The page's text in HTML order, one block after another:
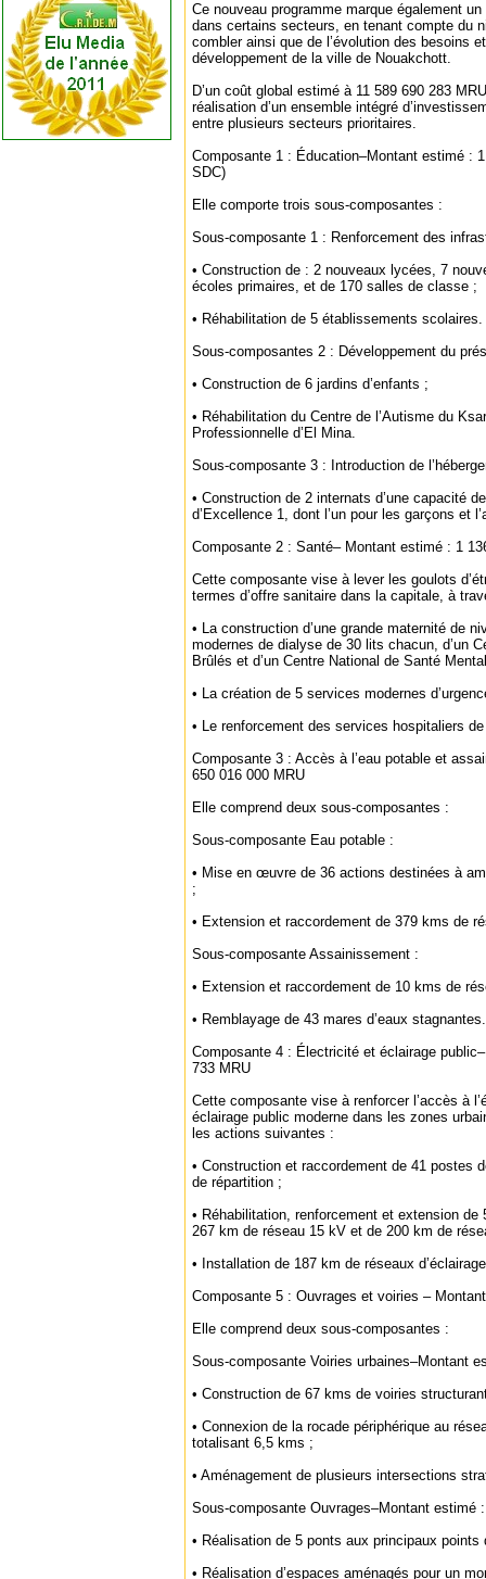
Ce nouveau programme marque également
dans certains secteurs, en tenant compte du
combler ainsi que de l’évolution des besoins
développement de la ville de Nouakchott.
D’un coût global estimé à 11 589 690 283
réalisation d’un ensemble intégré
entre plusieurs secteurs prioritaires.
Composante 1 : Éducation–Montant estimé :
SDC)
Elle comporte trois sous-composantes :
Sous-composante 1 : Renforcement des
• Construction de : 2 nouveaux lycées, 7
écoles primaires, et de 170 salles de classe ;
• Réhabilitation de 5 établissements scolaires.
Sous-composantes 2 : Développement du
• Construction de 6 jardins d’enfants ;
• Réhabilitation du Centre de l’Autisme du
Professionnelle d’El Mina.
Sous-composante 3 : Introduction de
• Construction de 2 internats d’une capacité
d’Excellence 1, dont l’un pour les garçons et
Composante 2 : Santé– Montant estimé : 1
Cette composante vise à lever les goulots
termes d’offre sanitaire dans la capitale, à
• La construction d’une grande maternité de
modernes de dialyse de 30 lits chacun, d’un
Brûlés et d’un Centre National de Santé
• La création de 5 services modernes
• Le renforcement des services hospitaliers
Composante 3 : Accès à l’eau potable et
650 016 000 MRU
Elle comprend deux sous-composantes :
Sous-composante Eau potable :
• Mise en œuvre de 36 actions destinées à
;
• Extension et raccordement de 379 kms de
Sous-composante Assainissement :
• Extension et raccordement de 10 kms de
• Remblayage de 43 mares d’eaux stagnantes.
Composante 4 : Électricité et éclairage
733 MRU
Cette composante vise à renforcer l’accès à
éclairage public moderne dans les zones
les actions suivantes :
• Construction et raccordement de 41 postes
de répartition ;
• Réhabilitation, renforcement et extension
267 km de réseau 15 kV et de 200 km de
• Installation de 187 km de réseaux
Composante 5 : Ouvrages et voiries –
Elle comprend deux sous-composantes :
Sous-composante Voiries urbaines–Montant
• Construction de 67 kms de voiries
• Connexion de la rocade périphérique au
totalisant 6,5 kms ;
• Aménagement de plusieurs intersections
Sous-composante Ouvrages–Montant estimé
• Réalisation de 5 ponts aux principaux points
• Réalisation d’espaces aménagés pour un